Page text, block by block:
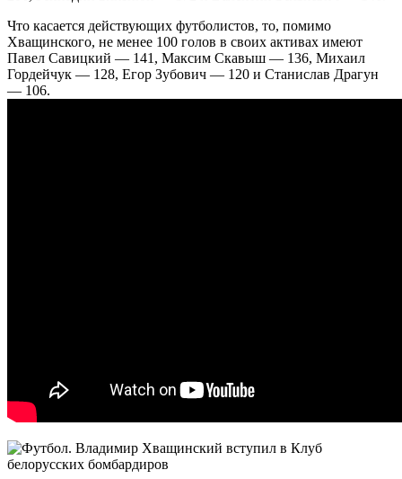
Что касается действующих футболистов, то, помимо
Хващинского, не менее 100 голов в своих активах имеют
Павел Савицкий — 141, Максим Скавыш — 136, Михаил
Гордейчук — 128, Егор Зубович — 120 и Станислав Драгун
— 106.